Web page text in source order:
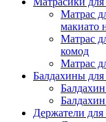
Матрас
макиато
Матрас
комод
Матрас
Балдахины для
Держатели для